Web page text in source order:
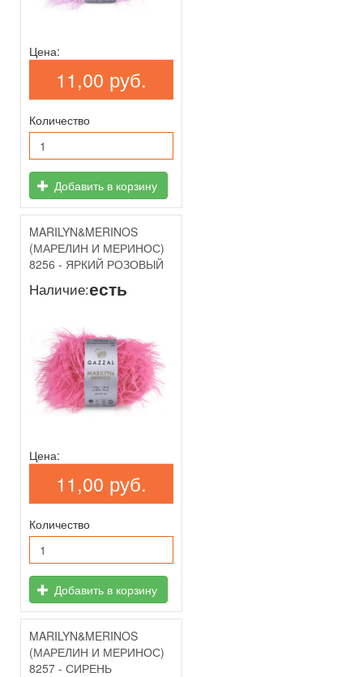
Цена:
11,00 руб.
Количество
Добавить в корзину
MARILYN&MERINOS
(МАРЕЛИН И МЕРИНОС)
8256 - ЯРКИЙ РОЗОВЫЙ
Наличие:есть
Цена:
11,00 руб.
Количество
Добавить в корзину
MARILYN&MERINOS
(МАРЕЛИН И МЕРИНОС)
8257 - СИРЕНЬ